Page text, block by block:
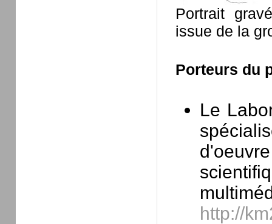
Portrait
issue de la
Porteurs du
Le
http://